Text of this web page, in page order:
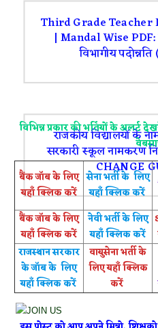
Third Grade Teacher
| Mandal Wise PDF:
विभागीय
राजकीय विद्यालयों के
सरकारी स्कूल नामकरण
CHANGE
विभिन्न प्रकार की भर्तियों के
बैंक जॉब के लिए
यहाँ क्लिक करें
सेना भर्ती के लिए
यहाँ क्लिक करें
बैंक जॉब के लिए
यहाँ क्लिक करें
नेवी भर्ती के लिए
यहाँ क्लिक करें
राजस्थान सरकार
के जॉब के लिए
यहाँ क्लिक करें
वायुसेना भर्ती के
लिए यहाँ क्लिक
करें